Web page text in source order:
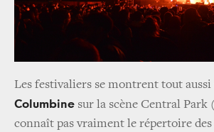
Les festivaliers se montrent tout
Columbine sur la scène Central Park
connaît pas vraiment le répertoire